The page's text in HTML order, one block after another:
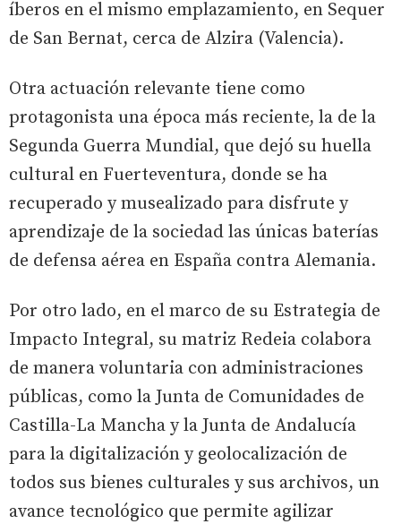
íberos en el mismo emplazamiento, en Sequer
de San Bernat, cerca de Alzira (Valencia).
Otra actuación relevante tiene como
protagonista una época más reciente, la de la
Segunda Guerra Mundial, que dejó su huella
cultural en Fuerteventura, donde se ha
recuperado y musealizado para disfrute y
aprendizaje de la sociedad las únicas baterías
de defensa aérea en España contra Alemania.
Por otro lado, en el marco de su Estrategia de
Impacto Integral, su matriz Redeia colabora
de manera voluntaria con administraciones
públicas, como la Junta de Comunidades de
Castilla-La Mancha y la Junta de Andalucía
para la digitalización y geolocalización de
todos sus bienes culturales y sus archivos, un
avance tecnológico que permite agilizar